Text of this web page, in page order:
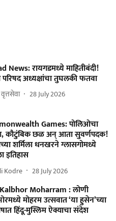
News: रायगडमध्ये माहितीबंदी!
परिषद अध्यक्षांचा तुघलकी फतवा
28 July 2026
Games: पोलिओचा
कौटुंबिक छळ अन् आता सुवर्णपदक!
शर्मिला धनखरने ग्लासगोमध्ये
इतिहास
Kodre 28 July 2026
Moharram : लोणी
मोहरम उत्सवात ‘या हुसेन’च्या
हिंदू-मुस्लिम ऐक्याचा संदेश